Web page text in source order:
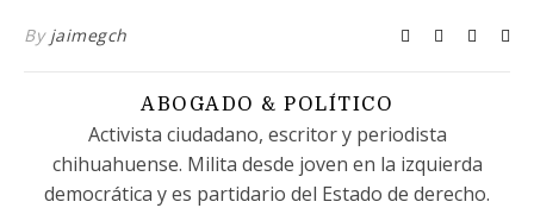
By jaimegch
ABOGADO & POLÍTICO
Activista ciudadano, escritor y periodista
chihuahuense. Milita desde joven en la izquierda
democrática y es partidario del Estado de derecho.